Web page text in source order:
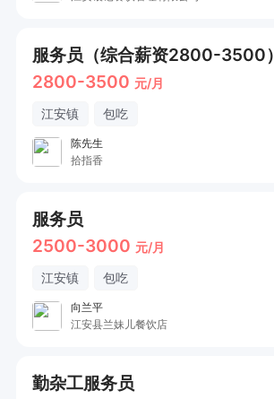
服务员（综合薪资2800-3500）
2800-3500 元/月
江安镇 包吃
陈先生
拾指香
服务员
2500-3000 元/月
江安镇 包吃
向兰平
江安县兰妹儿餐饮店
勤杂工服务员